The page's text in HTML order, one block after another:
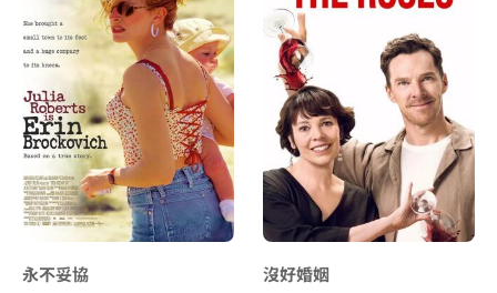
永不妥協 沒好婚姻